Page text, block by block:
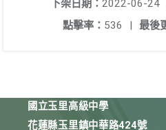
下架日期： 2022-06-24
最後
點擊率： 536 |
國立玉里高級中學
花蓮縣玉里鎮中華路424號